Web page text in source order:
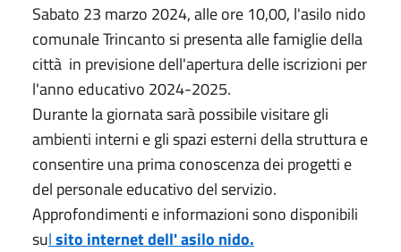
Sabato 23 marzo 2024, alle ore 10,00, l'asilo nido
comunale Trincanto si presenta alle famiglie della
città in previsione dell'apertura delle iscrizioni per
l'anno educativo 2024-2025.
Durante la giornata sarà possibile visitare gli
ambienti interni e gli spazi esterni della struttura e
consentire una prima conoscenza dei progetti e
del personale educativo del servizio.
Approfondimenti e informazioni sono disponibili
sulsito internet dell' asilo nido.